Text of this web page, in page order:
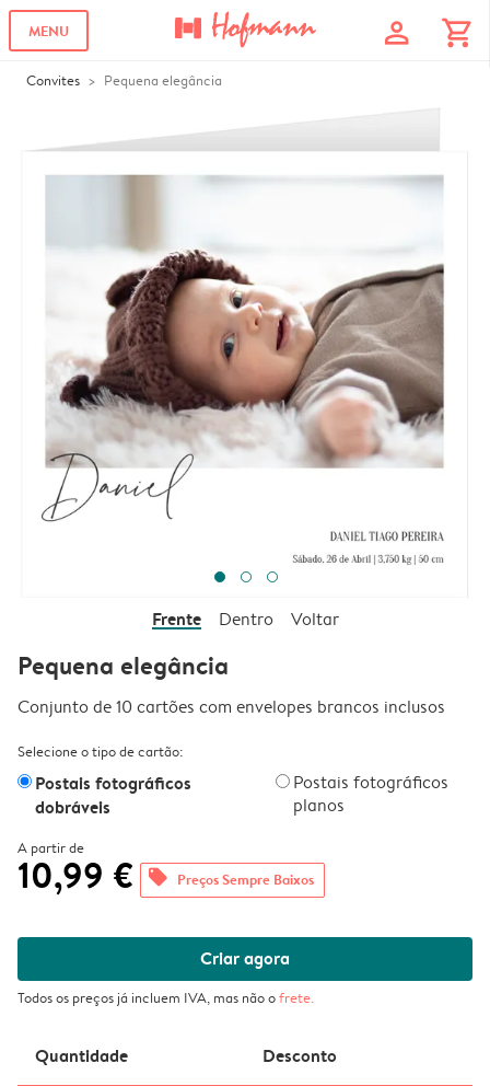
MENU profile shopping_cart
Convites Pequena elegância
Frente Dentro Voltar
Pequena elegância
Conjunto de 10 cartões com envelopes brancos inclusos
Selecione o tipo de cartão:
Postais fotográficos
dobráveis
Postais fotográficos
planos
A partir de
10,99 € offers Preços Sempre Baixos
Criar agora
Todos os preços já incluem IVA, mas não ofrete.
Quantidade Desconto